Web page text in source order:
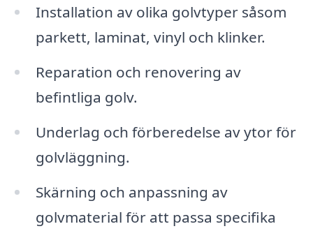
Installation av olika golvtyper såsom
parkett, laminat, vinyl och klinker.
Reparation och renovering av
befintliga golv.
Underlag och förberedelse av ytor för
golvläggning.
Skärning och anpassning av
golvmaterial för att passa specifika